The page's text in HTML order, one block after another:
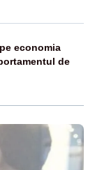
economia
de